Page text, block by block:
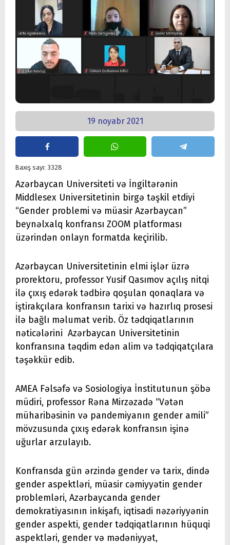
19 noyabr 2021
Baxış sayı: 3328
Azərbaycan Universiteti və İngiltərənin
Middlesex Universitetinin birgə təşkil etdiyi
“Gender problemi və müasir Azərbaycan”
beynəlxalq konfransı ZOOM platforması
üzərindən onlayn formatda keçirilib.
Azərbaycan Universitetinin elmi işlər üzrə
prorektoru, professor Yusif Qasımov açılış nitqi
ilə çıxış edərək tədbirə qoşulan qonaqlara və
iştirakçılara konfransın tarixi və hazırlıq prosesi
ilə bağlı məlumat verib. Öz tədqiqatlarının
nəticələrini Azərbaycan Universitetinin
konfransına təqdim edən alim və tədqiqatçılara
təşəkkür edib.
AMEA Fəlsəfə və Sosiologiya İnstitutunun şöbə
müdiri, professor Rəna Mirzəzadə “Vətən
müharibəsinin və pandemiyanın gender amili”
mövzusunda çıxış edərək konfransın işinə
uğurlar arzulayıb.
Konfransda gün ərzində gender və tarix, dində
gender aspektləri, müasir cəmiyyətin gender
problemləri, Azərbaycanda gender
demokratiyasının inkişafı, iqtisadi nəzəriyyənin
gender aspekti, gender tədqiqatlarının hüquqi
aspektləri, gender və mədəniyyət,